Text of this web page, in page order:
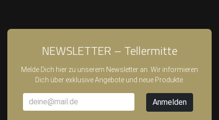
NEWSLETTER – Tellermitte
Melde Dich hier zu unserem Newsletter an. Wir informieren
Dich über exklusive Angebote und neue Produkte.